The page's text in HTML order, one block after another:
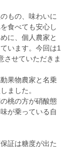
もの、味わいに
食べても安心し
に、個人農家と
います。今回は1
させていただきま
果物農家と名乗
ました。
桃の方が硝酸態
が乗っている自
証は糖度が出た